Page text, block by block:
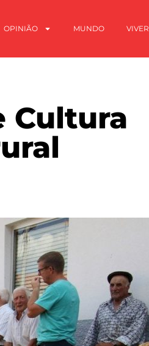
OPINIÃO MUNDO VIVER
Cultura